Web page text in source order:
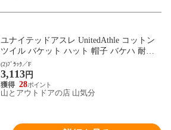
ユナイテッドアスレ UnitedAthle コットン
ツイル バケット ハット 帽子 バケハ 耐久
性 屋外 タウンユース 熱中症対策 円筒クラ
ウン 放熱 コンフォート設計 菊穴 日よけ
日差し対策 力小粋 967501 ブラック
(2)ﾌﾞﾗｯｸ／F
3,113円
28
山とアウトドアの店 山気分